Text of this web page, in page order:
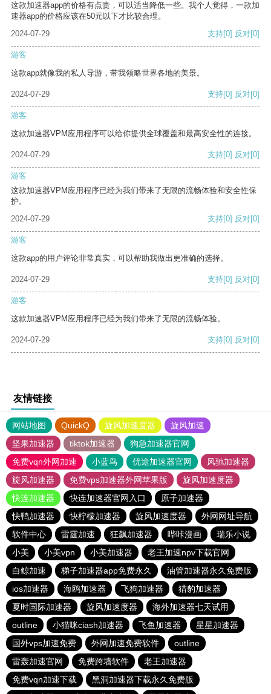
这款加速器app的价格有点贵，可以适当降低一些。我个人觉得，一款加
速器app的价格应该在50元以下才比较合理。
2024-07-29
支持[0] 反对[0]
游客
这款app就像我的私人导游，带我领略世界各地的美景。
2024-07-29 支持[0] 反对[0]
游客
这款加速器VPM应用程序可以给你提供全球覆盖和最高安全性的连接。
2024-07-29 支持[0] 反对[0]
游客
这款加速器VPM应用程序已经为我们带来了无限的流畅体验和安全性保
护。
2024-07-29
支持[0] 反对[0]
游客
这款app的用户评论非常真实，可以帮助我做出更准确的选择。
2024-07-29 支持[0] 反对[0]
游客
这款加速器VPM应用程序已经为我们带来了无限的流畅体验。
2024-07-29 支持[0] 反对[0]
友情链接
网站地图 QuickQ 旋风加速度器
旋风加速
坚果加速器
tiktok加速器
狗急加速器官网
免费vqn外网加速
小蓝鸟 优途加速器官网
风驰加速器
旋风加速器
免费vps加速器外网苹果版
旋风加速度器
快连加速器
快连加速器官网入口
原子加速器
快鸭加速器
快柠檬加速器 旋风加速度器
外网网址导航
软件中心
雷霆加速 狂飙加速器 哔咔漫画
瑞乐小说
小美
小美vpn 小美加速器
老王加速npv下载官网
白鲸加速
梯子加速器app免费永久
油管加速器永久免费版
ios加速器
海鸥加速器 飞狗加速器
猎豹加速器
夏时国际加速器
旋风加速度器
海外加速器七天试用
outline
小猫咪ciash加速器 飞鱼加速器
星星加速器
国外vps加速免费
外网加速免费软件
outline
雷轰加速官网
免费跨墙软件
老王加速器
免费vqn加速下载
黑洞加速器下载永久免费版